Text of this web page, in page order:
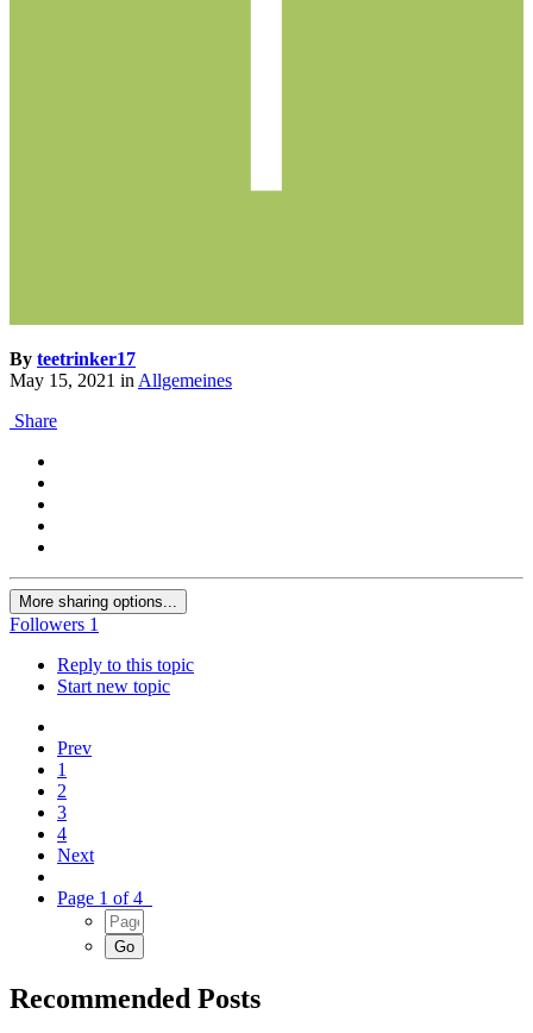
By teetrinker17
May 15, 2021 inAllgemeines
Share
More sharing options...
Followers 1
Reply to this topic
Start new topic
Prev
1
2
3
4
Next
Page 1 of 4
Recommended Posts